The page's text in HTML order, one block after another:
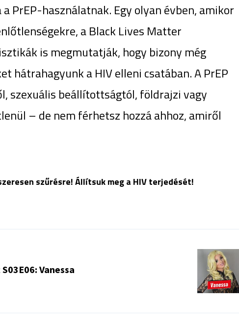
PrEP-használatnak. Egy olyan évben, amikor
a Black Lives Matter
is megmutatják, hogy bizony még
hátrahagyunk a HIV elleni csatában. A PrEP
szexuális beállítottságtól, földrajzi vagy
– de nem férhetsz hozzá ahhoz, amiről
szűrésre! Állítsuk meg a HIV terjedését!
Vanessa